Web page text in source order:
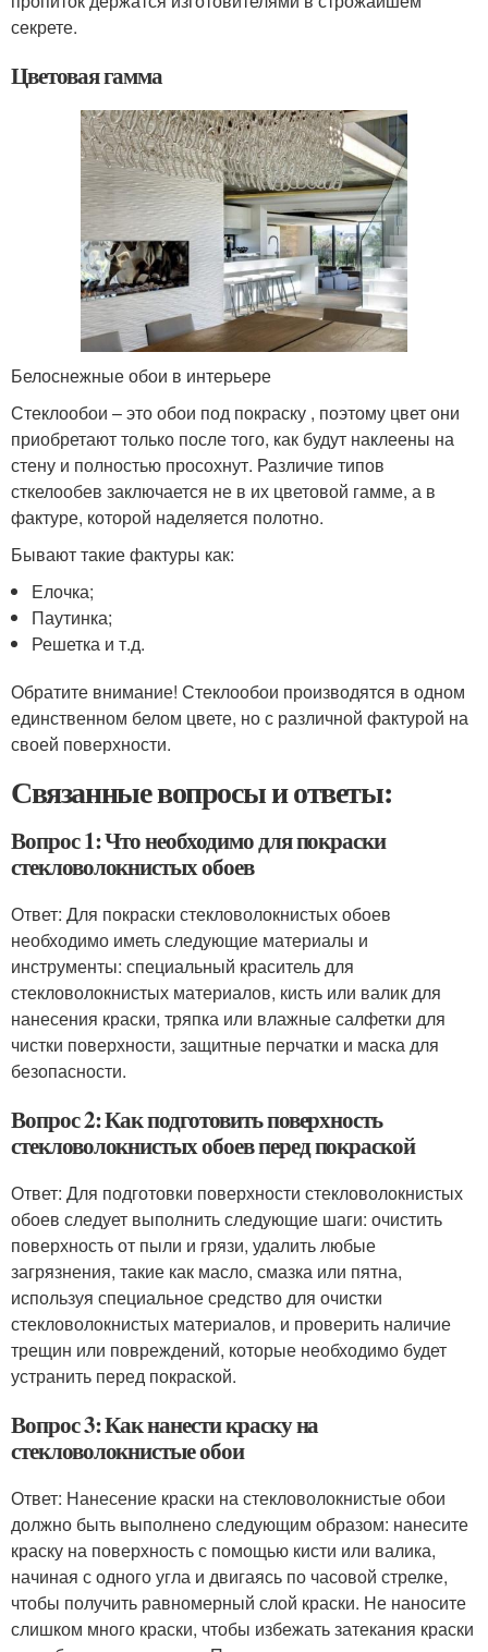
секрете.
Цветовая гамма
Белоснежные обои в интерьере
Стеклообои – это обои под покраску , поэтому цвет они
приобретают только после того, как будут наклеены на
стену и полностью просохнут. Различие типов
сткелообев заключается не в их цветовой гамме, а в
фактуре, которой наделяется полотно.
Бывают такие фактуры как:
Елочка;
Паутинка;
Решетка и т.д.
Обратите внимание! Стеклообои производятся в одном
единственном белом цвете, но с различной фактурой на
своей поверхности.
Связанные вопросы и ответы:
Вопрос 1: Что необходимо для покраски
стекловолокнистых обоев
Ответ: Для покраски стекловолокнистых обоев
необходимо иметь следующие материалы и
инструменты: специальный краситель для
стекловолокнистых материалов, кисть или валик для
нанесения краски, тряпка или влажные салфетки для
чистки поверхности, защитные перчатки и маска для
безопасности.
Вопрос 2: Как подготовить поверхность
стекловолокнистых обоев перед покраской
Ответ: Для подготовки поверхности стекловолокнистых
обоев следует выполнить следующие шаги: очистить
поверхность от пыли и грязи, удалить любые
загрязнения, такие как масло, смазка или пятна,
используя специальное средство для очистки
стекловолокнистых материалов, и проверить наличие
трещин или повреждений, которые необходимо будет
устранить перед покраской.
Вопрос 3: Как нанести краску на
стекловолокнистые обои
Ответ: Нанесение краски на стекловолокнистые обои
должно быть выполнено следующим образом: нанесите
краску на поверхность с помощью кисти или валика,
начиная с одного угла и двигаясь по часовой стрелке,
чтобы получить равномерный слой краски. Не наносите
слишком много краски, чтобы избежать затекания краски